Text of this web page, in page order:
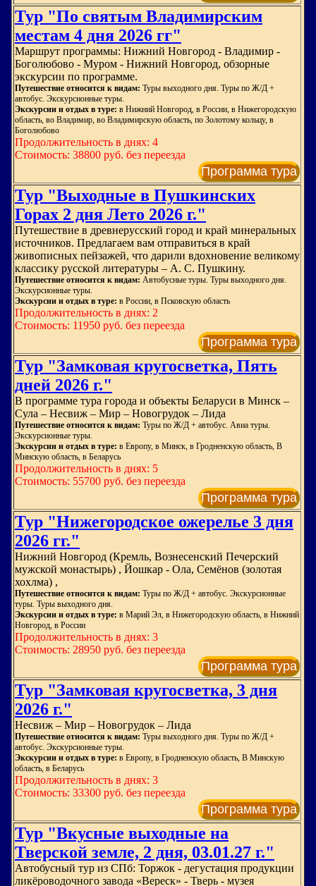
Тур "По святым Владимирским
местам 4 дня 2026 гг"
Маршрут программы: Нижний Новгород - Владимир -
Боголюбово - Муром - Нижний Новгород, обзорные
экскурсии по программе.
Путешествие относится к видам: Туры выходного дня. Туры по Ж/Д +
автобус. Экскурсионные туры.
Экскурсии и отдых в туре: в Нижний Новгород, в России, в Нижегородскую
область, во Владимир, во Владимирскую область, по Золотому кольцу, в
Боголюбово
Продолжительность в днях: 4
Стоимость: 38800 руб. без переезда
Программа тура
Тур "Выходные в Пушкинских
Горах 2 дня Лето 2026 г."
Путешествие в древнерусский город и край минеральных
источников. Предлагаем вам отправиться в край
живописных пейзажей, что дарили вдохновение великому
классику русской литературы – А. С. Пушкину.
Путешествие относится к видам: Автобусные туры. Туры выходного дня.
Экскурсионные туры.
Экскурсии и отдых в туре: в России, в Псковскую область
Продолжительность в днях: 2
Стоимость: 11950 руб. без переезда
Программа тура
Тур "Замковая кругосветка, Пять
дней 2026 г."
В программе тура города и объекты Беларуси в Минск –
Сула – Несвиж – Мир – Новогрудок – Лида
Путешествие относится к видам: Туры по Ж/Д + автобус. Авиа туры.
Экскурсионные туры.
Экскурсии и отдых в туре: в Европу, в Минск, в Гродненскую область, В
Минскую область, в Беларусь
Продолжительность в днях: 5
Стоимость: 55700 руб. без переезда
Программа тура
Тур "Нижегородское ожерелье 3 дня
2026 гг."
Нижний Новгород (Кремль, Вознесенский Печерский
мужской монастырь) , Йошкар - Ола, Семёнов (золотая
хохлма) ,
Путешествие относится к видам: Туры по Ж/Д + автобус. Экскурсионные
туры. Туры выходного дня.
Экскурсии и отдых в туре: в Марий Эл, в Нижегородскую область, в Нижний
Новгород, в России
Продолжительность в днях: 3
Стоимость: 28950 руб. без переезда
Программа тура
Тур "Замковая кругосветка, 3 дня
2026 г."
Несвиж – Мир – Новогрудок – Лида
Путешествие относится к видам: Туры выходного дня. Туры по Ж/Д +
автобус. Экскурсионные туры.
Экскурсии и отдых в туре: в Европу, в Гродненскую область, В Минскую
область, в Беларусь
Продолжительность в днях: 3
Стоимость: 33300 руб. без переезда
Программа тура
Тур "Вкусные выходные на
Тверской земле, 2 дня, 03.01.27 г."
Автобусный тур из СПб: Торжок - дегустация продукции
ликёроводочного завода «Вереск» - Тверь - музея